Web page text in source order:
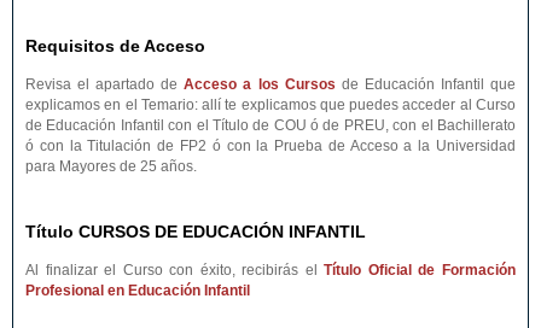
Requisitos de Acceso
Revisa el apartado deAcceso a los Cursos de Educación Infantil que
explicamos en el Temario: allí te explicamos que puedes acceder al Curso
de Educación Infantil con el Título de COU ó de PREU, con el Bachillerato
ó con la Titulación de FP2 ó con la Prueba de Acceso a la Universidad
para Mayores de 25 años.
Título CURSOS DE EDUCACIÓN INFANTIL
Al finalizar el Curso con éxito, recibirás elTítulo Oficial de Formación
Profesional en Educación Infantil